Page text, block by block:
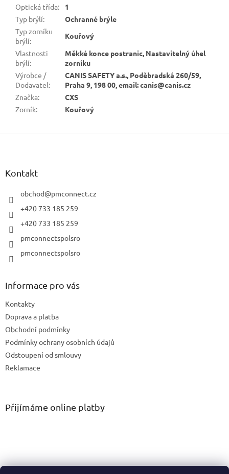
Optická třída:
1
Typ brýlí:
Ochranné brýle
Typ zorníku
brýlí:
Kouřový
Vlastnosti
brýlí:
Měkké konce postranic, Nastavitelný úhel
zorníku
Výrobce /
Dodavatel:
CANIS SAFETY a.s., Poděbradská 260/59,
Praha 9, 198 00, email: canis@canis.cz
Značka:
CXS
Zorník: Kouřový
Z
Kontakt
obchod@pmconnect.cz
+420 733 185 259
+420 733 185 259
pmconnectspolsro
pmconnectspolsro
Informace pro vás
Kontakty
Doprava a platba
Obchodní podmínky
Podmínky ochrany osobních údajů
Odstoupení od smlouvy
Reklamace
Přijímáme online platby